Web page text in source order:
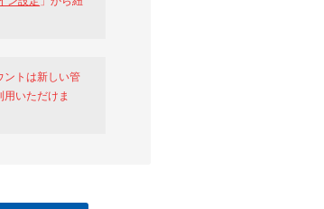
ントは新しい管
用いただけま